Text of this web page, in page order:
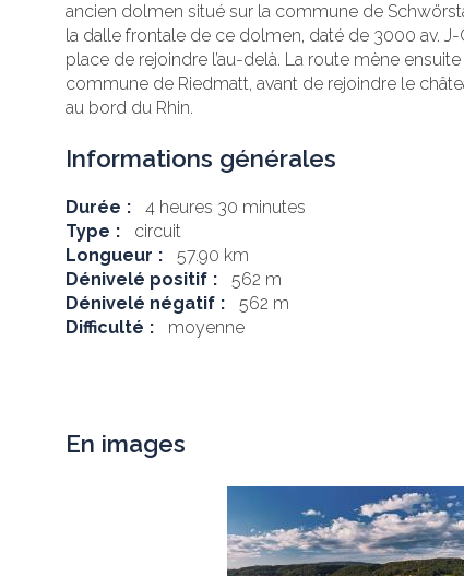
ancien dolmen situé sur la commune de
la dalle frontale de ce dolmen, daté de 3000 av.
place de rejoindre l’au-delà. La route mène
commune de Riedmatt, avant de rejoindre le
au bord du Rhin.
Informations générales
Durée
4 heures 30 minutes
Type
circuit
Longueur
57.90 km
Dénivelé positif
562 m
Dénivelé négatif
562 m
Difficulté
moyenne
En images